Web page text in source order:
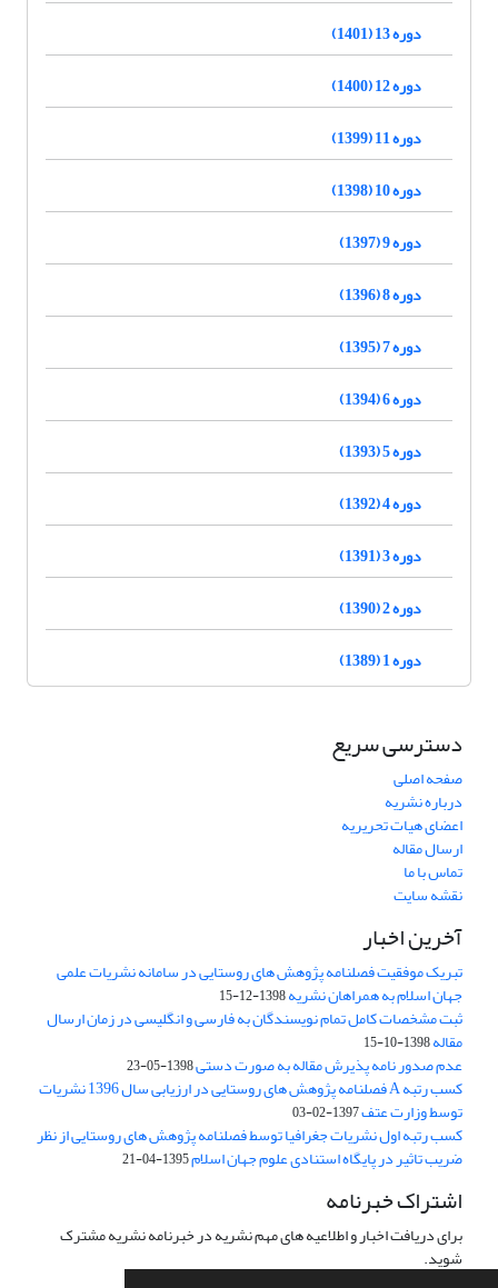
دوره 13 (1401)
دوره 12 (1400)
دوره 11 (1399)
دوره 10 (1398)
دوره 9 (1397)
دوره 8 (1396)
دوره 7 (1395)
دوره 6 (1394)
دوره 5 (1393)
دوره 4 (1392)
دوره 3 (1391)
دوره 2 (1390)
دوره 1 (1389)
دسترسی سریع
صفحه اصلی
درباره نشریه
اعضای هیات تحریریه
ارسال مقاله
تماس با ما
نقشه سایت
آخرین اخبار
تبریک موفقیت فصلنامه پژوهش های روستایی در سامانه نشریات علمی
جهان اسلام به همراهان نشریه1398-12-15
ثبت مشخصات کامل تمام نویسندگان به فارسی و انگلیسی در زمان ارسال
مقاله1398-10-15
عدم صدور نامه پذیرش مقاله به صورت دستی1398-05-23
کسب رتبه A فصلنامه پژوهش های روستایی در ارزیابی سال 1396 نشریات
توسط وزارت عتف1397-02-03
کسب رتبه اول نشریات جغرافیا توسط فصلنامه پژوهش های روستایی از نظر
ضریب تاثیر در پایگاه استنادی علوم جهان اسلام1395-04-21
اشتراک خبرنامه
برای دریافت اخبار و اطلاعیه های مهم نشریه در خبرنامه نشریه مشترک
شوید.